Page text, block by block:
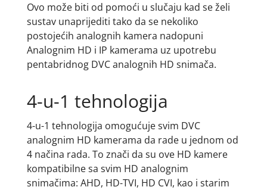
Ovo može biti od pomoći u slučaju kad se želi
sustav unaprijediti tako da se nekoliko
postojećih analognih kamera nadopuni
Analognim HD i IP kamerama uz upotrebu
pentabridnog DVC analognih HD snimača.
4-u-1 tehnologija
4-u-1 tehnologija omogućuje svim DVC
analognim HD kamerama da rade u jednom od
4 načina rada. To znači da su ove HD kamere
kompatibilne sa svim HD analognim
snimačima: AHD, HD-TVI, HD CVI, kao i starim